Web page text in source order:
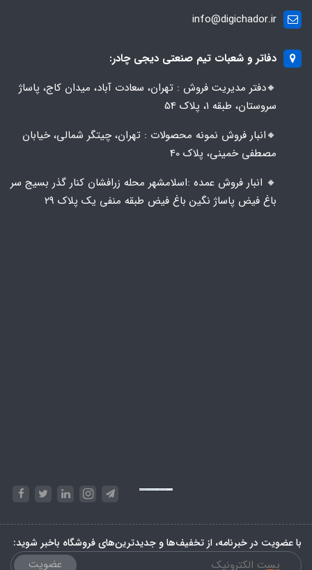
info@digichador.ir
دفاتر و شعبات تیم صنعتی دیجی چادر:
🔸️​​دفتر مدیریت فروش : تهران، سعادت آباد، میدان کاج، پاساژ
سروستان، طبقه 1، پلاک 54
🔸️​​انبار فروش نمونه محصولات : تهران، چیتگر شمالی، خیابان
مصطفی خمینی، پلاک 40
🔸️ انبار فروش عمده :اسلامشهر محله زرافشان کنار گذر بسیج سر
باغ فیض پاساژ نگین باغ فیض طبقه منفی یک پلاک ۲۹
Powered by Embed Google Maps & Phase 10 rules
با عضویت در خبرنامه، از تخفیف‌ها و جدیدترین‌های فروشگاه باخبر شوید:
عضویت